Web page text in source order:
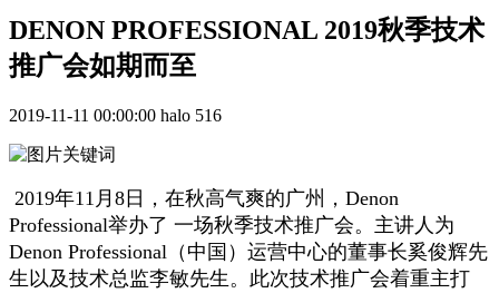
DENON PROFESSIONAL 2019秋季技术
推广会如期而至
2019-11-11 00:00:00 halo 516
2019年11月8日，在秋高气爽的广州，Denon
Professional举办了 一场秋季技术推广会。主讲人为
Denon Professional（中国）运营中心的董事长奚俊辉先
生以及技术总监李敏先生。此次技术推广会着重主打